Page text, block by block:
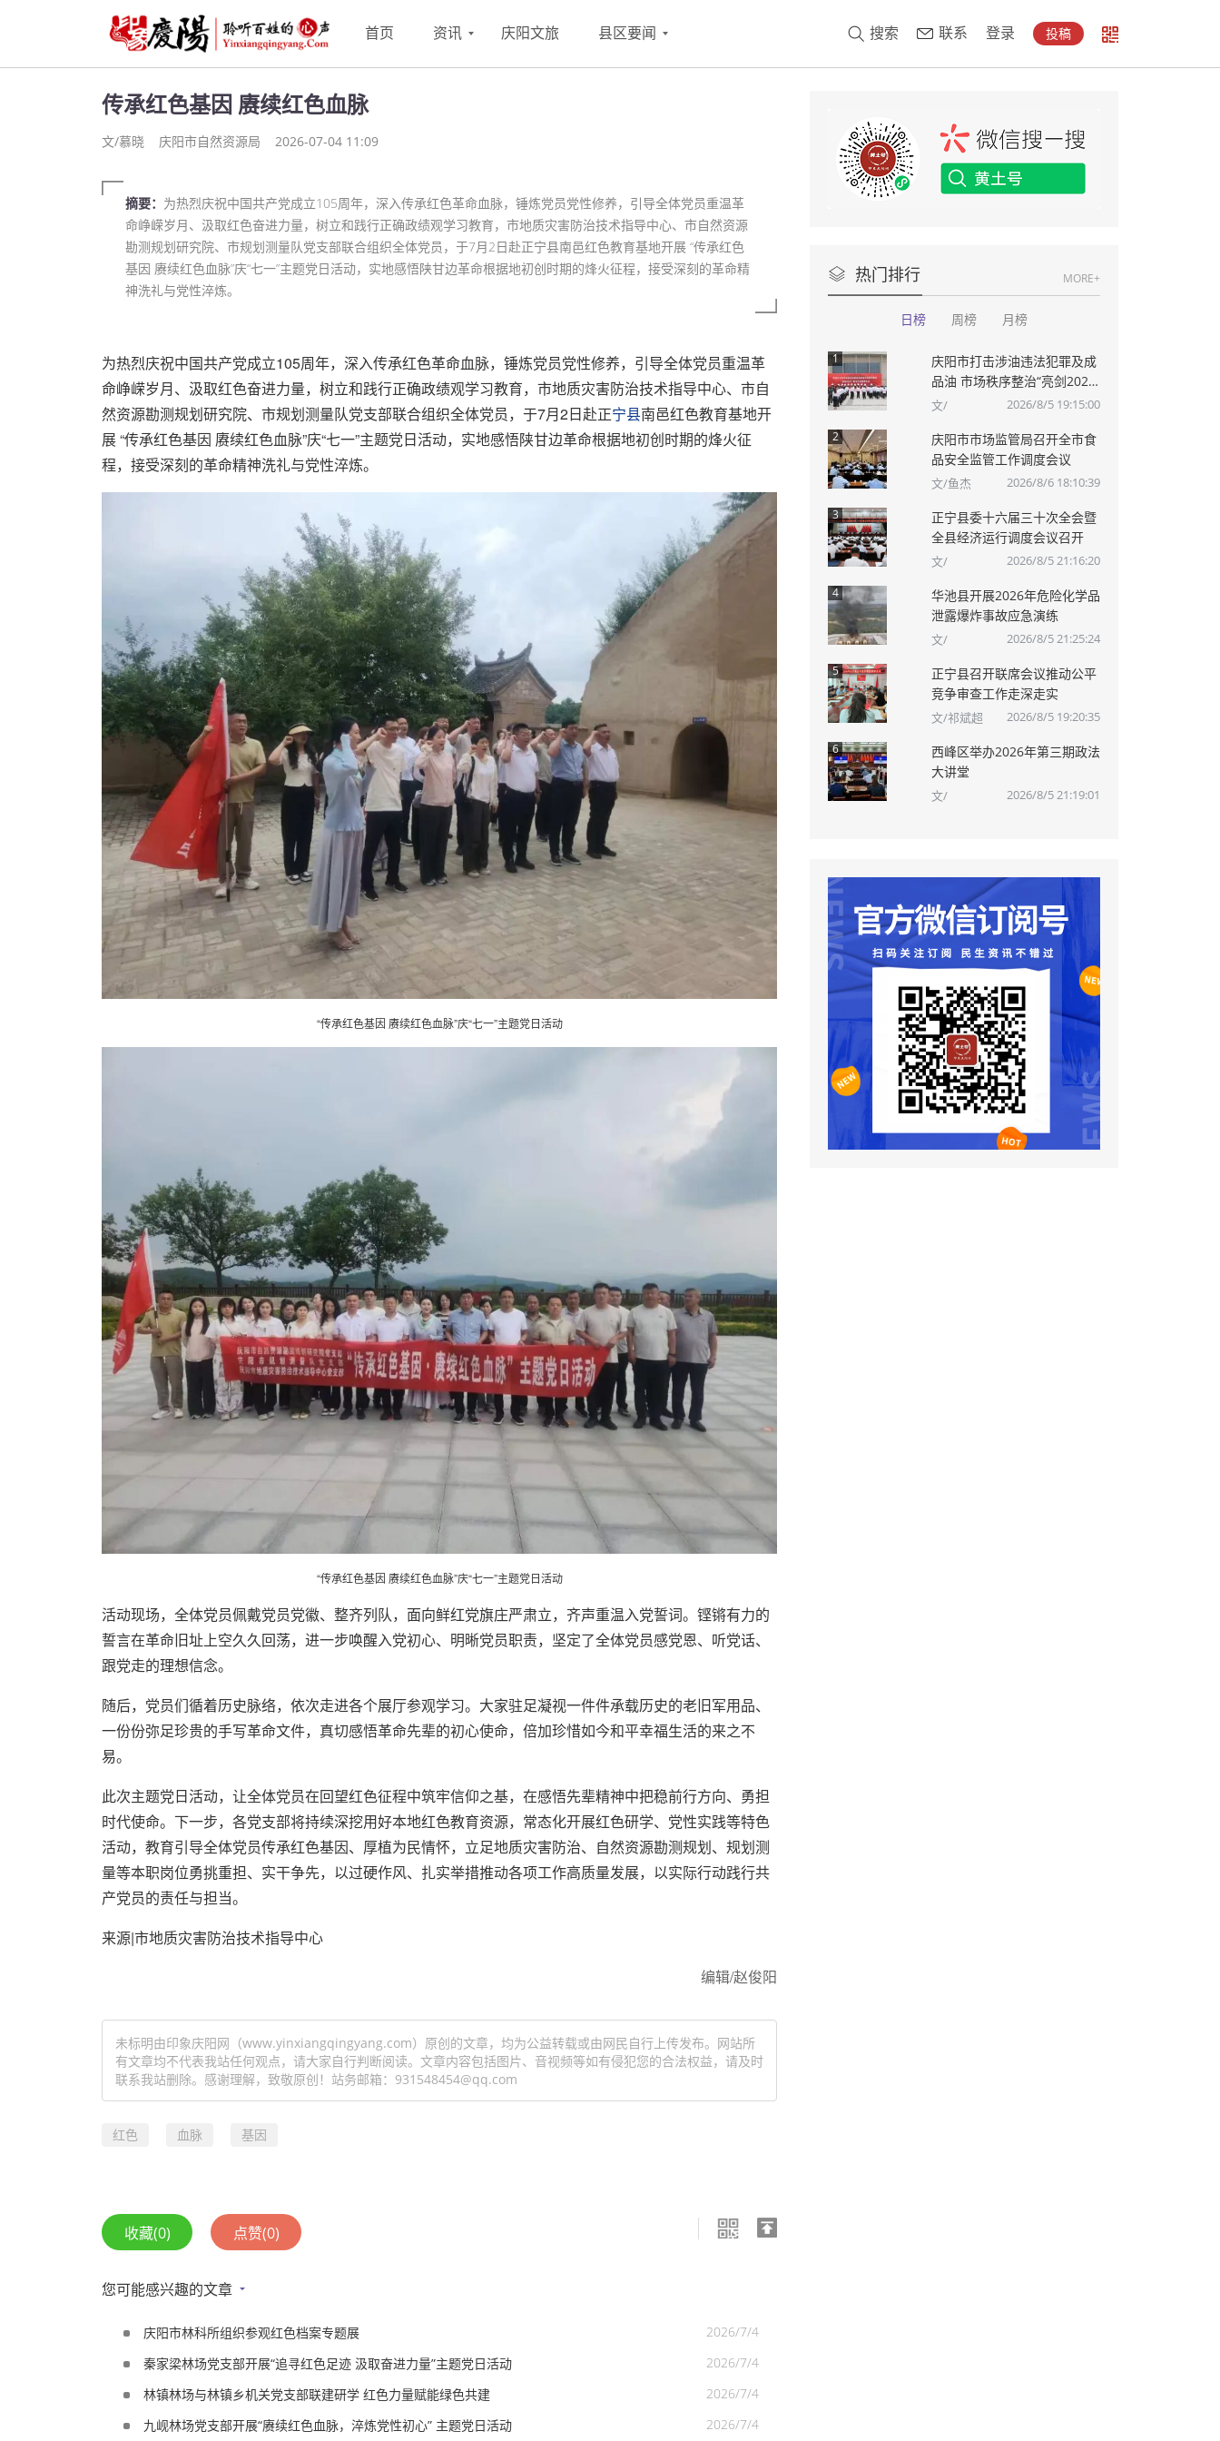
首页 资讯 庆阳文旅 县区要闻 搜索 联系 登录 投稿
传承红色基因 赓续红色血脉
文/慕晓 庆阳市自然资源局 2026-07-04 11:09
摘要： 为热烈庆祝中国共产党成立105周年，深入传承红色革命血脉，锤炼党员党性修养，引导全体党员重温革
命峥嵘岁月、汲取红色奋进力量，树立和践行正确政绩观学习教育，市地质灾害防治技术指导中心、市自然资源
勘测规划研究院、市规划测量队党支部联合组织全体党员，于7月2日赴正宁县南邑红色教育基地开展 “传承红色
基因 赓续红色血脉”庆“七一”主题党日活动，实地感悟陕甘边革命根据地初创时期的烽火征程，接受深刻的革命精
神洗礼与党性淬炼。
为热烈庆祝中国共产党成立105周年，深入传承红色革命血脉，锤炼党员党性修养，引导全体党员重温革
命峥嵘岁月、汲取红色奋进力量，树立和践行正确政绩观学习教育，市地质灾害防治技术指导中心、市自
然资源勘测规划研究院、市规划测量队党支部联合组织全体党员，于7月2日赴正宁县南邑红色教育基地开
展 “传承红色基因 赓续红色血脉”庆“七一”主题党日活动，实地感悟陕甘边革命根据地初创时期的烽火征
程，接受深刻的革命精神洗礼与党性淬炼。
“传承红色基因 赓续红色血脉”庆“七一”主题党日活动
“传承红色基因 赓续红色血脉”庆“七一”主题党日活动
活动现场，全体党员佩戴党员党徽、整齐列队，面向鲜红党旗庄严肃立，齐声重温入党誓词。铿锵有力的
誓言在革命旧址上空久久回荡，进一步唤醒入党初心、明晰党员职责，坚定了全体党员感党恩、听党话、
跟党走的理想信念。
随后，党员们循着历史脉络，依次走进各个展厅参观学习。大家驻足凝视一件件承载历史的老旧军用品、
一份份弥足珍贵的手写革命文件，真切感悟革命先辈的初心使命，倍加珍惜如今和平幸福生活的来之不
易。
此次主题党日活动，让全体党员在回望红色征程中筑牢信仰之基，在感悟先辈精神中把稳前行方向、勇担
时代使命。下一步，各党支部将持续深挖用好本地红色教育资源，常态化开展红色研学、党性实践等特色
活动，教育引导全体党员传承红色基因、厚植为民情怀，立足地质灾害防治、自然资源勘测规划、规划测
量等本职岗位勇挑重担、实干争先，以过硬作风、扎实举措推动各项工作高质量发展，以实际行动践行共
产党员的责任与担当。
来源|市地质灾害防治技术指导中心
编辑/赵俊阳
未标明由印象庆阳网（www.yinxiangqingyang.com）原创的文章，均为公益转载或由网民自行上传发布。网站所
有文章均不代表我站任何观点，请大家自行判断阅读。文章内容包括图片、音视频等如有侵犯您的合法权益，请及时
联系我站删除。感谢理解，致敬原创！站务邮箱：931548454@qq.com
红色 血脉 基因
收藏(0) 点赞(0)
您可能感兴趣的文章
庆阳市林科所组织参观红色档案专题展
2026/7/4
秦家梁林场党支部开展“追寻红色足迹 汲取奋进力量”主题党日活动
2026/7/4
林镇林场与林镇乡机关党支部联建研学 红色力量赋能绿色共建
2026/7/4
九岘林场党支部开展“赓续红色血脉，淬炼党性初心” 主题党日活动
2026/7/4
热门排行 MORE+
日榜 周榜 月榜
1
庆阳市打击涉油违法犯罪及成
品油 市场秩序整治“亮剑2026”
集中行动誓师大会举行 周继
文/ 2026/8/5 19:15:00
2
庆阳市市场监管局召开全市食
品安全监管工作调度会议
文/鱼杰 2026/8/6 18:10:39
3
正宁县委十六届三十次全会暨
全县经济运行调度会议召开
文/ 2026/8/5 21:16:20
4
华池县开展2026年危险化学品
泄露爆炸事故应急演练
文/ 2026/8/5 21:25:24
5
正宁县召开联席会议推动公平
竞争审查工作走深走实
文/祁斌超 2026/8/5 19:20:35
6
西峰区举办2026年第三期政法
大讲堂
文/ 2026/8/5 21:19:01